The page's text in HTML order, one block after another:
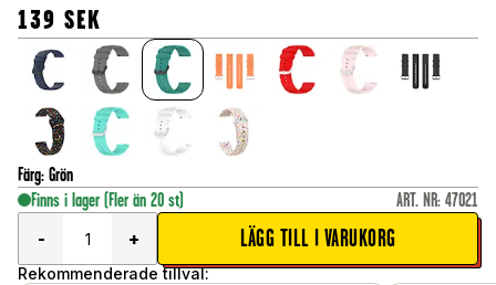
139 SEK
Färg: Grön
Finns i lager (Fler än 20 st) ART. NR: 47021
-
+ LÄGG TILL I VARUKORG
Rekommenderade tillval: